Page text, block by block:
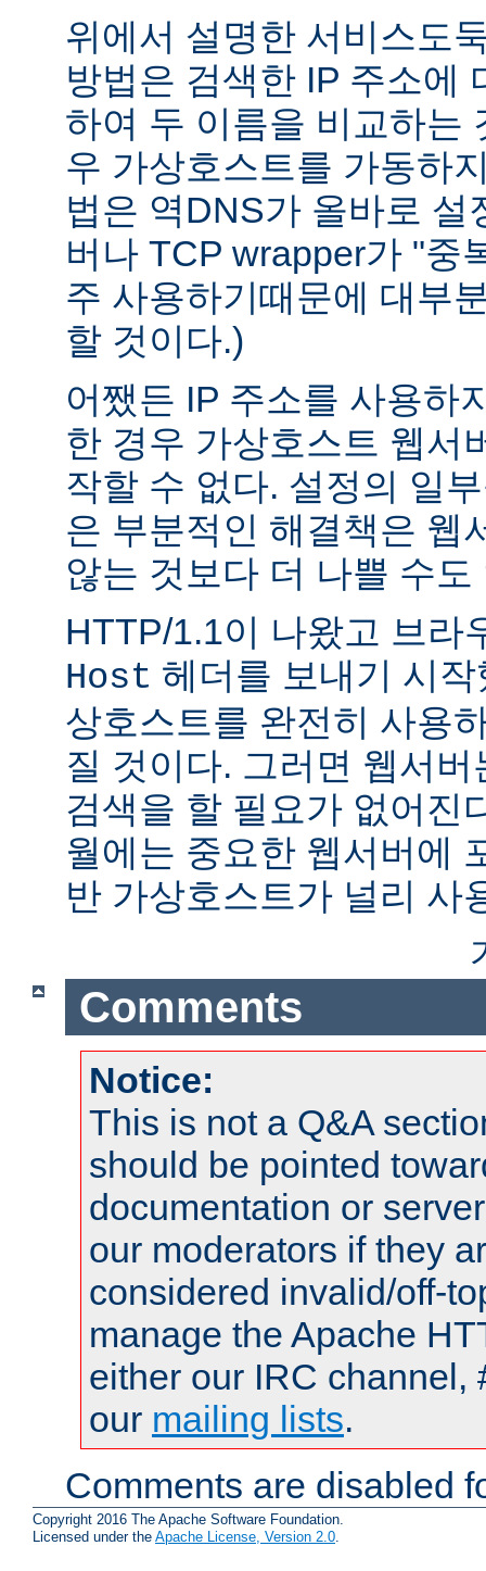
위에서 설명한 서비스도
방법은 검색한 IP 주소에
하여 두 이름을 비교하는
우 가상호스트를 가동하
법은 역DNS가 올바로 설
버나 TCP wrapper가 "중
주 사용하기때문에 대부
할 것이다.)
어쨌든 IP 주소를 사용하
한 경우 가상호스트 웹서
작할 수 없다. 설정의 일
은 부분적인 해결책은 웹
않는 것보다 더 나쁠 수도
HTTP/1.1이 나왔고 브라
Host 헤더를 보내기 시
상호스트를 완전히 사용
질 것이다. 그러면 웹서
검색을 할 필요가 없어진
월에는 중요한 웹서버에
반 가상호스트가 널리 사
Comments
Notice:
This is not a Q&A
should be pointed
documentation or
our moderators if they
considered invalid/off-
manage the Apache
either our IRC channel,
our mailing lists.
Comments are disabled
Copyright 2016 The Apache Software Foundation.
Licensed under the Apache License, Version 2.0.